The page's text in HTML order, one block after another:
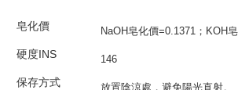
皂化價 NaOH皂化價=0.1371；KOH
硬度INS 146
保存方式 放置陰涼處，避免陽光直射。